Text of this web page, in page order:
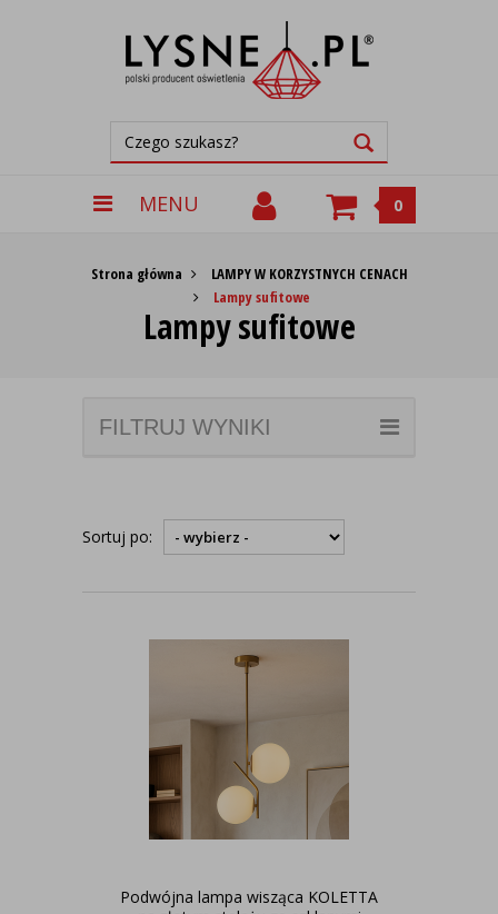
MENU 0
Strona główna
LAMPY W KORZYSTNYCH CENACH
Lampy sufitowe
Lampy sufitowe
FILTRUJ WYNIKI
Sortuj po:
Podwójna lampa wisząca KOLETTA